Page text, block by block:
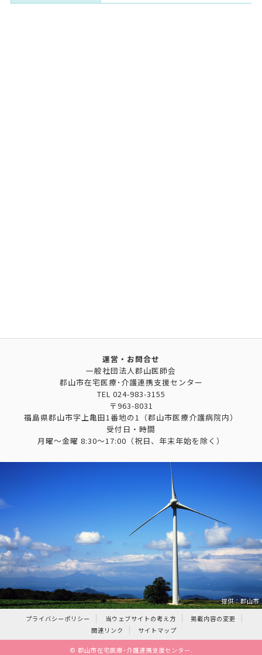
運営・お問合せ
一般社団法人郡山医師会
郡山市在宅医療･介護連携支援センター
TEL 024-983-3155
〒963-8031
福島県郡山市字上亀田1番地の1（郡山市医療介護病院内）
受付日・時間
月曜～金曜 8:30～17:00（祝日、年末年始を除く）
提供：郡山市
プライバシーポリシー
当ウェブサイトの考え方
掲載内容の変更
関連リンク
サイトマップ
© 郡山市在宅医療･介護連携支援センター .